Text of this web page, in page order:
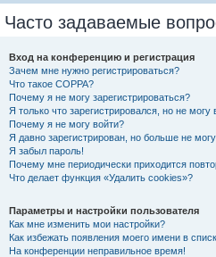
Часто задаваемые
Вход на конференцию и регистрация
Зачем мне нужно регистрироваться?
Что такое COPPA?
Почему я не могу зарегистрироваться?
Я только что зарегистрировался, но не могу
Почему я не могу войти?
Я давно зарегистрирован, но больше не
Я забыл пароль!
Почему мне периодически приходится
Что делает функция «Удалить cookies»?
Параметры и настройки пользователя
Как мне изменить мои настройки?
Как избежать появления моего имени в
На конференции неправильное время!